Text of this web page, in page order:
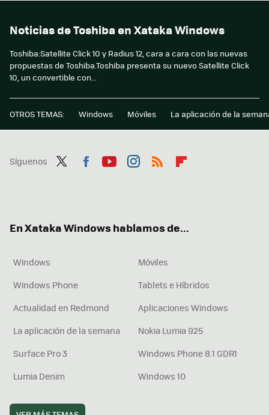
Noticias de Toshiba en Xataka Windows
Toshiba:Satellite Click 10 y Radius 12, cara a cara con las nuevas
propuestas de Toshiba.Toshiba presenta su nuevo Satellite Click
10, un convertible con...
OTROS TEMAS: Windows Móviles La aplicación de la
Síguenos
En Xataka Windows hablamos de...
Windows
Móviles
Windows Phone
Tablets e Híbridos
Actualidad en Redmond
Aplicaciones Windows
La aplicación de la semana
Nokia Lumia 925
Surface Pro 3
Windows Phone 8.1 GDR1
Lumia Denim
Windows 10